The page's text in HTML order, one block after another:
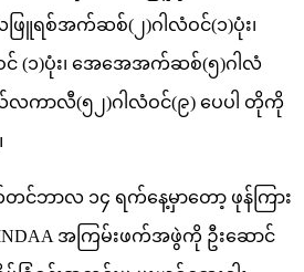
ဖြူရစ်အက်ဆစ်(၂)ဂါလံဝင်(၁)ပုံး၊
င် (၁)ပုံး၊ အေအေအက်ဆစ်(၅)ဂါလံ
လကာလီ(၅၂)ဂါလံဝင်(၉) ပေပါ တိုကို
တင်ဘာလ ၁၄ ရက်နေ့မှာတော့ ဖုန်ကြား
အကြမ်းဖက်အဖွဲကို ဦးဆောင်